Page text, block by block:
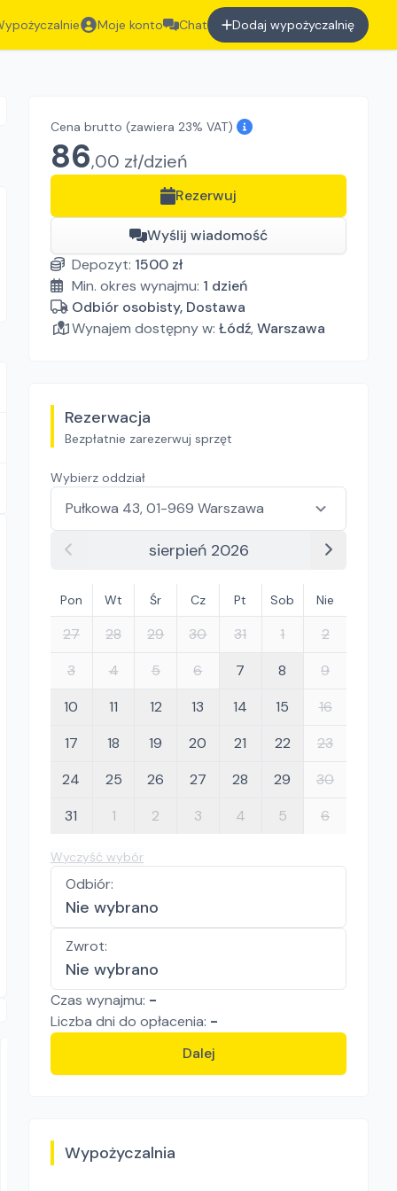
Moje konto Chat Dodaj wypożyczalnię
Cena brutto (zawiera 23% VAT)
86,00 zł/dzień
Rezerwuj
Wyślij wiadomość
Depozyt: 1500 zł
Min. okres wynajmu: 1 dzień
Odbiór osobisty, Dostawa
Wynajem dostępny w: Łódź,Warszawa
Rezerwacja
Bezpłatnie zarezerwuj sprzęt
Wybierz oddział
sierpień 2026
Pon Wt Śr Cz Pt Sob Nie
27 28 29 30 31 1
2
3
4 5 6 7 8
9
10
11 12 13 14 15
16
17
18 19 20 21 22
23
24
25 26 27 28 29
30
31
1 2 3 4 5 6
Wyczyść wybór
Odbiór:
Nie wybrano
Zwrot:
Nie wybrano
Czas wynajmu: -
Liczba dni do opłacenia: -
Dalej
Wypożyczalnia